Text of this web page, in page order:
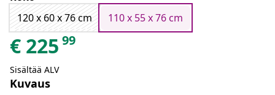
120 x 60 x 76 cm
110 x 55 x 76 cm
€ 225 99
Sisältää ALV
Kuvaus